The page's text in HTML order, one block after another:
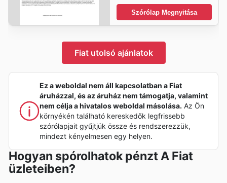
Szórólap Megnyitása
Fiat utolsó ajánlatok
Ez a weboldal nem áll kapcsolatban a Fiat
áruházzal, és az áruház nem támogatja, valamint
nem célja a hivatalos weboldal másolása. Az Ön
környékén található kereskedők legfrissebb
szórólapjait gyűjtjük össze és rendszerezzük,
mindezt kényelmesen egy helyen.
Hogyan spórolhatok pénzt A Fiat
üzleteiben?